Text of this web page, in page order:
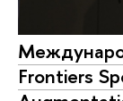
Frontiers